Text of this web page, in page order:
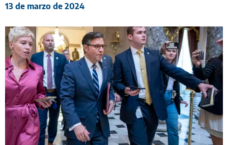
13 de marzo de 2024